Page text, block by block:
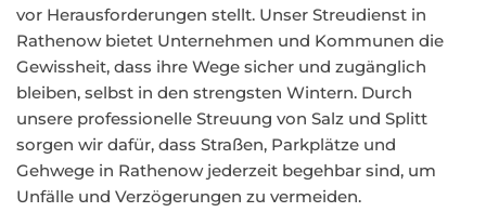
vor Herausforderungen stellt. Unser Streudienst in
Rathenow bietet Unternehmen und Kommunen die
Gewissheit, dass ihre Wege sicher und zugänglich
bleiben, selbst in den strengsten Wintern. Durch
unsere professionelle Streuung von Salz und Splitt
sorgen wir dafür, dass Straßen, Parkplätze und
Gehwege in Rathenow jederzeit begehbar sind, um
Unfälle und Verzögerungen zu vermeiden.